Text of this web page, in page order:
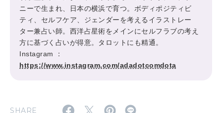
2026年7月号「鎌倉 ローカルが 教えてくれた 本当の歩き方。」
2026年6月号「大銀座 トレンドが生まれる 新しい一流店へ。」
2026年5月号「“大好き”に出会いに。韓国」
MAGAZINE MOOK
FOLLOW US!
ニーで生まれ、日本の横浜で育つ。ボディポジティビ
ティ、セルフケア、ジェンダーを考えるイラストレー
ター兼占い師。西洋占星術をメインにセルフラブの考え
方に基づく占いが得意。タロットにも精通。
Instagram ：
https://www.instagram.com/adadotcomdota
SHARE